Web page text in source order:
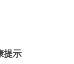
提示